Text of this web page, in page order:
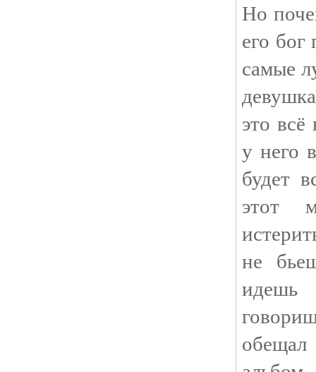
Но
его
самые
это
у него
будет
этот
не